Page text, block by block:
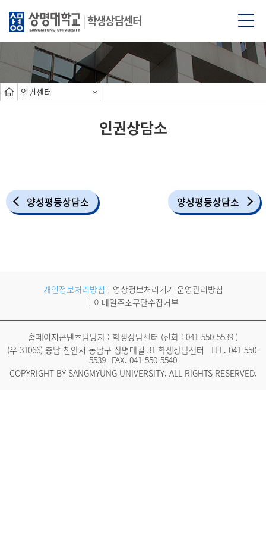
학생상담센터
인권센터
인권상담소
양성평등상담소 양성평등상담소
개인정보처리방침
영상정보처리기기 운영관리방침
이메일주소무단수집거부
홈페이지콘텐츠담당자 : 학생상담센터 (전화 : 041-550-5539 )
(우 31066) 충남 천안시 동남구 상명대길 31 학생상담센터 TEL. 041-550-
5539 FAX. 041-550-5540
COPYRIGHT BY SANGMYUNG UNIVERSITY. ALL RIGHTS RESERVED.